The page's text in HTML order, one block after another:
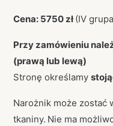
Cena: 5750 zł(IV
Przy zamówieniu
(prawą lub lewą)
Stronę określamy
Narożnik może zostać
tkaniny. Nie ma